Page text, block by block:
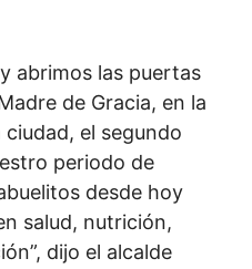
abrimos las puertas
de Gracia, en la
el segundo
periodo de
desde hoy
salud, nutrición,
dijo el alcalde